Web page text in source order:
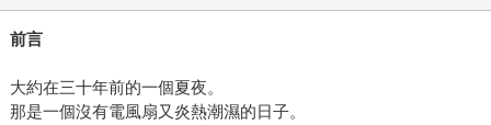
前言
大約在三十年前的一個夏夜。
那是一個沒有電風扇又炎熱潮濕的日子。